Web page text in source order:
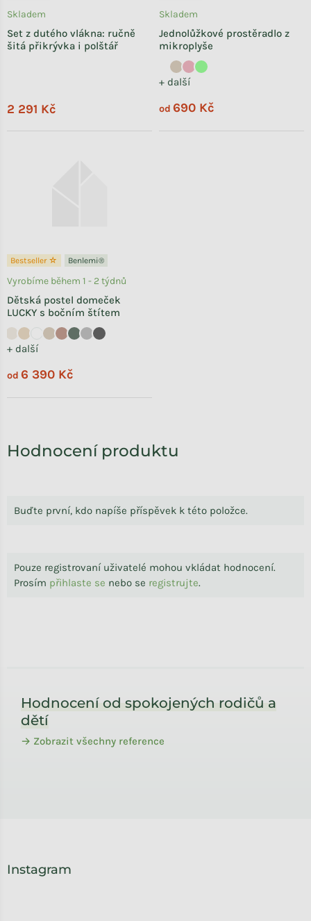
Hodnocení produktu
Buďte první, kdo napíše příspěvek k této položce.
Pouze registrovaní uživatelé mohou vkládat hodnocení.
Prosím přihlaste se nebo se registrujte.
Výpis hodnocení
Set z dutého vlákna: ručně
šitá přikrývka i polštář
Skladem
2 291 Kč
Jednolůžkové prostěradlo z
mikroplyše
+ další
Skladem
od 690 Kč
Bestseller ☆ Benlemi®
Dětská postel domeček
LUCKY s bočním štítem
+ další
Vyrobíme během 1 - 2 týdnů
od 6 390 Kč
Hodnocení od spokojených rodičů a
dětí
→ Zobrazit všechny reference
Instagram